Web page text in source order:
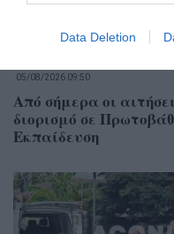
Data Deletion
05/08/2026 09:50
Από σήμερα οι
διορισμό σε
Εκπαίδευση